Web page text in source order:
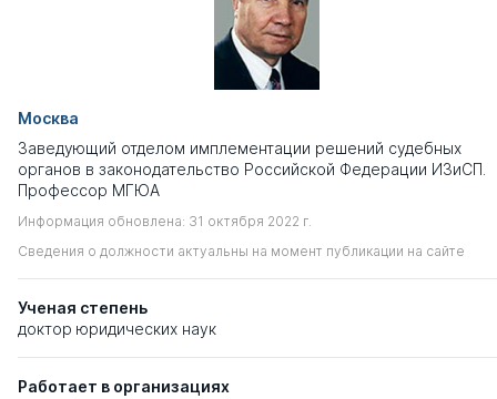
Москва
Заведующий отделом имплементации решений судебных
органов в законодательство Российской Федерации ИЗиСП.
Профессор МГЮА
Информация обновлена: 31 октября 2022 г.
Сведения о должности актуальны на момент публикации на сайте
Ученая степень
доктор юридических наук
Работает в организациях